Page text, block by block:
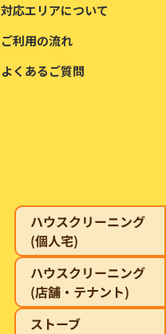
対応エリアについて
ご利用の流れ
よくあるご質問